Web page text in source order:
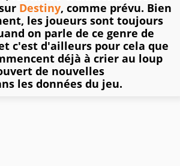
Destiny, comme prévu. Bien
les joueurs sont toujours
on parle de ce genre de
c'est d'ailleurs pour cela que
déjà à crier au loup
de nouvelles
les données du jeu.